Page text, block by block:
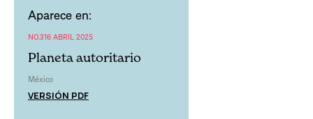
Aparece en:
NO.316 ABRIL 2025
Planeta autoritario
México
VERSIÓN PDF